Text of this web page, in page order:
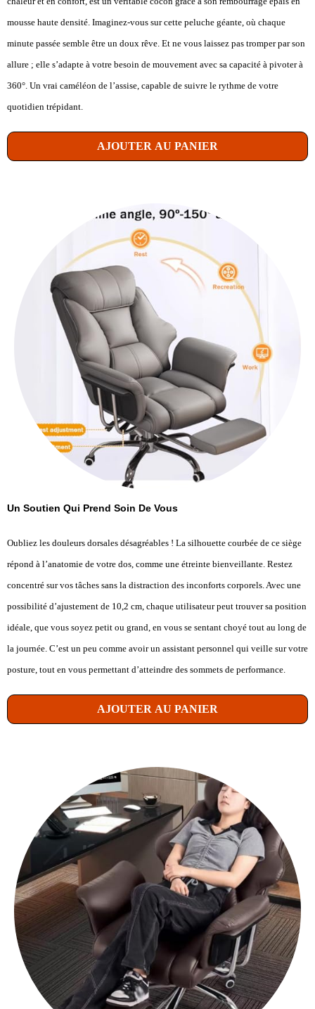
mousse haute densité. Imaginez-vous sur cette peluche géante, où chaque
minute passée semble être un doux rêve. Et ne vous laissez pas tromper par son
allure ; elle s’adapte à votre besoin de mouvement avec sa capacité à pivoter à
360°. Un vrai caméléon de l’assise, capable de suivre le rythme de votre
quotidien trépidant.
AJOUTER AU PANIER
Un Soutien Qui Prend Soin De Vous
Oubliez les douleurs dorsales désagréables ! La silhouette courbée de ce siège
répond à l’anatomie de votre dos, comme une étreinte bienveillante. Restez
concentré sur vos tâches sans la distraction des inconforts corporels. Avec une
possibilité d’ajustement de 10,2 cm, chaque utilisateur peut trouver sa position
idéale, que vous soyez petit ou grand, en vous se sentant choyé tout au long de
la journée. C’est un peu comme avoir un assistant personnel qui veille sur votre
posture, tout en vous permettant d’atteindre des sommets de performance.
AJOUTER AU PANIER